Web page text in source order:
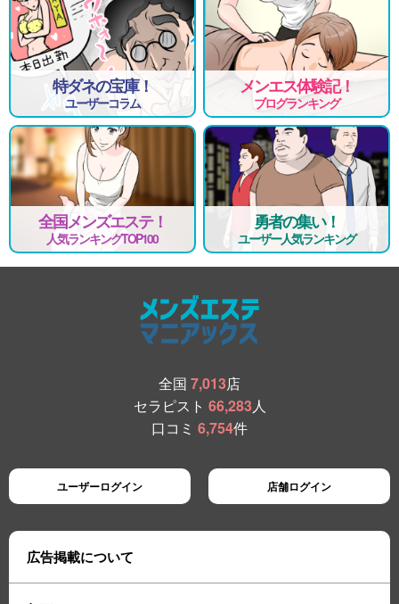
特ダネの宝庫！
ユーザーコラム
メンエス体験記！
ブログランキング
全国メンズエステ！
人気ランキングTOP100
勇者の集い！
ユーザー人気ランキング
全国 7,013店
セラピスト 66,283人
口コミ 6,754件
ユーザーログイン 店舗ログイン
広告掲載について